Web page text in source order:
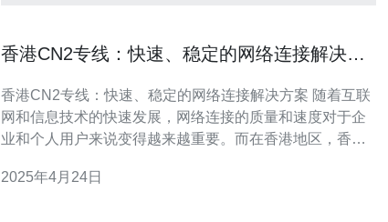
香港CN2专线：快速、稳定的网络连接解决方
香港CN2专线：快速、稳定的网络连接解决方案 随着互联
网和信息技术的快速发展，网络连接的质量和速度对于企
业和个人用户来说变得越来越重要。而在香港地区，香港
足了用户对于高质量网络连接的需求。 CN2是“China Next
2025年4月24日